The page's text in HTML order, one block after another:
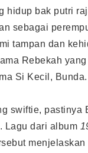
hidup bak putri
sebagai
tampan dan
Rebekah
Si Kecil, Bunda.
swiftie, pastinya
. Lagu dari album
menjelaskan